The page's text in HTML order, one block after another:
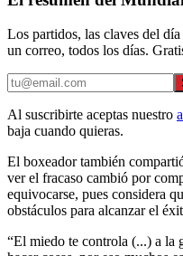
Los partidos, las claves del
un correo, todos los días.
Al suscribirte aceptas nuestro
baja cuando quieras.
El boxeador también
ver el fracaso cambió por
equivocarse, pues considera
obstáculos para alcanzar el
“El miedo te controla (...) a la